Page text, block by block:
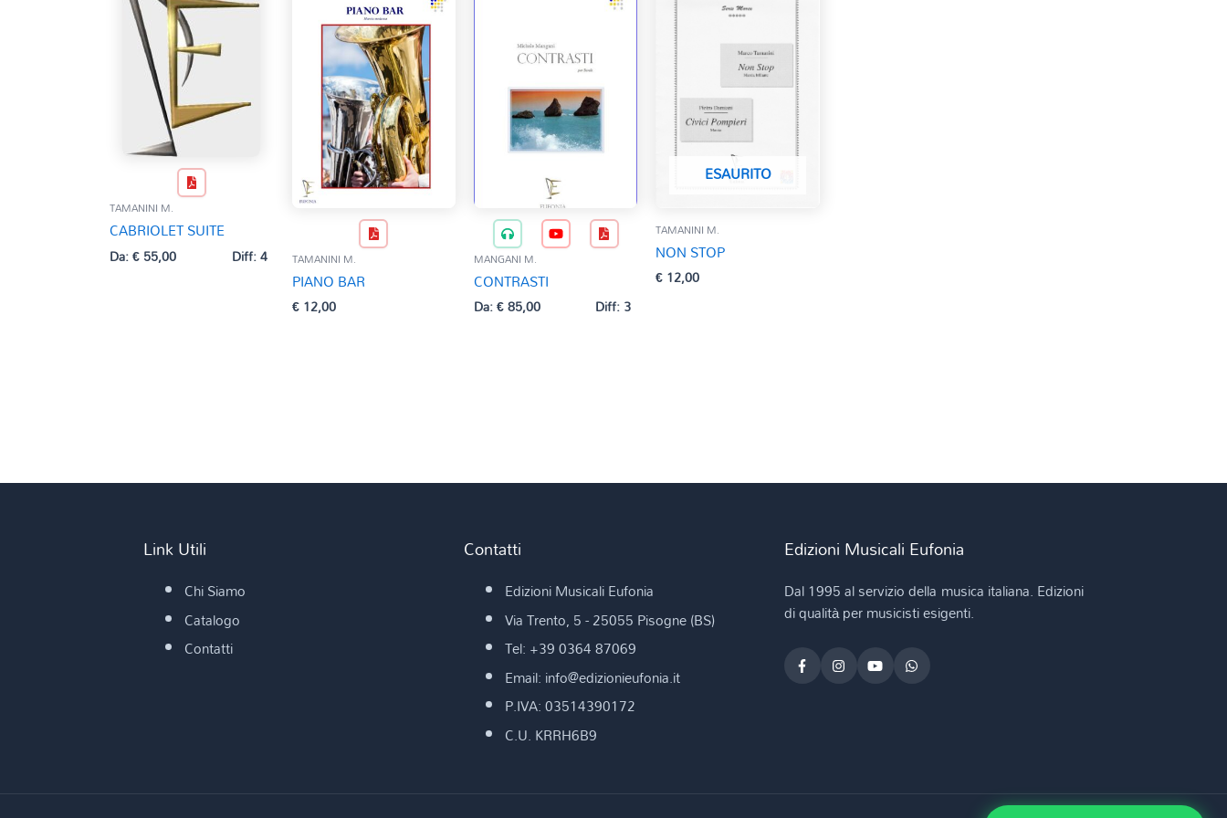
TAMANINI M.
CABRIOLET SUITE
Da:€55,00 Diff: 4 TAMANINI M.
PIANO BAR
€12,00
MANGANI M.
CONTRASTI
Da:€85,00 Diff: 3
ESAURITO
TAMANINI M.
NON STOP
€12,00
Link Utili
Chi Siamo
Catalogo
Contatti
Contatti
Edizioni Musicali Eufonia
Via Trento, 5 - 25055 Pisogne (BS)
Tel: +39 0364 87069
Email: info@edizionieufonia.it
P.IVA: 03514390172
C.U. KRRH6B9
Edizioni Musicali Eufonia
Dal 1995 al servizio della musica italiana. Edizioni
di qualità per musicisti esigenti.